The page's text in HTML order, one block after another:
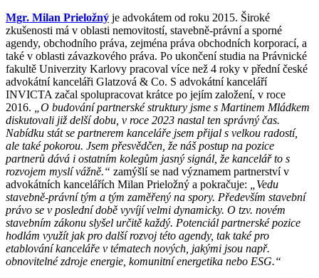
Mgr. Milan Prieložný je advokátem od roku 2015. Široké
zkušenosti má v oblasti nemovitostí, stavebně-právní a sporné
agendy, obchodního práva, zejména práva obchodních korporací, a
také v oblasti závazkového práva. Po ukončení studia na Právnické
fakultě Univerzity Karlovy pracoval více než 4 roky v přední české
advokátní kanceláři Glatzová & Co. S advokátní kanceláří
INVICTA začal spolupracovat krátce po jejím založení, v roce
2016.
„O budování partnerské struktury jsme s Martinem Mládkem
diskutovali již delší dobu, v roce 2023 nastal ten správný čas.
Nabídku stát se partnerem kanceláře jsem přijal s velkou radostí,
ale také pokorou. Jsem přesvědčen, že náš postup na pozice
partnerů dává i ostatním kolegům jasný signál, že kancelář to s
rozvojem myslí vážně.“ zamýšlí se nad významem partnerství v
advokátních kancelářích Milan Prieložný a pokračuje:
„Vedu
stavebně-právní tým a tým zaměřený na spory. Především stavební
právo se v poslední době vyvíjí velmi dynamicky. O tzv. novém
stavebním zákonu slyšel určitě každý. Potenciál partnerské pozice
hodlám využít jak pro další rozvoj této agendy, tak také pro
etablování kanceláře v tématech nových, jakými jsou např.
obnovitelné zdroje energie, komunitní energetika nebo ESG.“